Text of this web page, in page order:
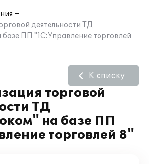
деятельности ТД
ПП "1С:Управление торговлей
торговой
ТД
на базе ПП
торговлей 8"
К списку